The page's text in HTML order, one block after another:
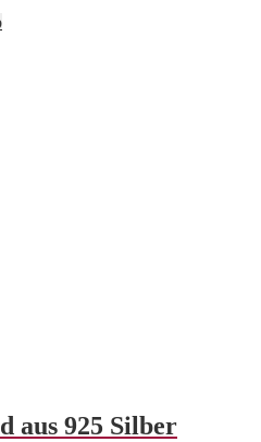
aus 925 Silber